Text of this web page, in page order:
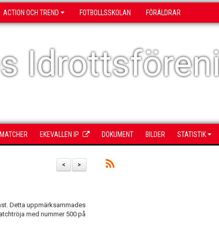
ACTION OCH TREND FOTBOLLSSKOLAN FÖRÄLDRAR
MATCHER EKEVALLEN IP DOKUMENT BILDER STATISTIK
>
<
Detta uppmärksammades
med nummer 500 på